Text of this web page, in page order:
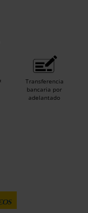
Transferencia
bancaria por
adelantado